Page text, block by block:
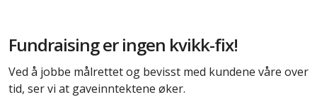
Fundraising er ingen kvikk-fix!
Ved å jobbe målrettet og bevisst med kundene våre over
tid, ser vi at gaveinntektene øker.